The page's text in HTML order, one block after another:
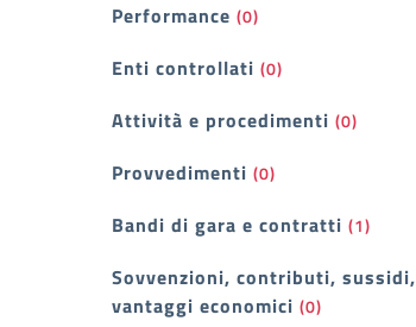
Performance (0)
Enti controllati (0)
Attività e procedimenti (0)
Provvedimenti (0)
Bandi di gara e contratti (1)
Sovvenzioni, contributi, sussidi,
vantaggi economici (0)